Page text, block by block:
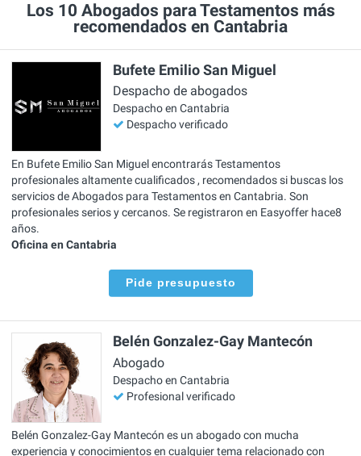
Los 10 Abogados para Testamentos más
recomendados en Cantabria
Bufete Emilio San Miguel
Despacho de abogados
Despacho en Cantabria
Despacho verificado
En Bufete Emilio San Miguel encontrarás Testamentos
profesionales altamente cualificados , recomendados si buscas los
servicios de Abogados para Testamentos en Cantabria. Son
profesionales serios y cercanos. Se registraron en Easyoffer hace8
años.
Oficina en Cantabria
Pide presupuesto
Belén Gonzalez-Gay Mantecón
Abogado
Despacho en Cantabria
Profesional verificado
Belén Gonzalez-Gay Mantecón es un abogado con mucha
experiencia y conocimientos en cualquier tema relacionado con